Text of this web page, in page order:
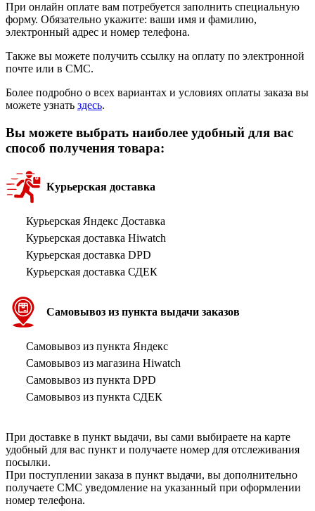
При онлайн оплате вам потребуется заполнить специальную
форму. Обязательно укажите: ваши имя и фамилию,
электронный адрес и номер телефона.
Также вы можете получить ссылку на оплату по электронной
почте или в СМС.
Более подробно о всех вариантах и условиях оплаты заказа вы
можете узнать здесь.
Вы можете выбрать наиболее удобный для вас
способ получения товара:
Курьерская доставка
Курьерская Яндекс Доставка
Курьерская доставка Hiwatch
Курьерская доставка DPD
Курьерская доставка СДЕК
Самовывоз из пункта выдачи заказов
Самовывоз из пункта Яндекс
Самовывоз из магазина Hiwatch
Самовывоз из пункта DPD
Самовывоз из пункта СДЕК
При доставке в пункт выдачи, вы сами выбираете на карте
удобный для вас пункт и получаете номер для отслеживания
посылки.
При поступлении заказа в пункт выдачи, вы дополнительно
получаете СМС уведомление на указанный при оформлении
номер телефона.